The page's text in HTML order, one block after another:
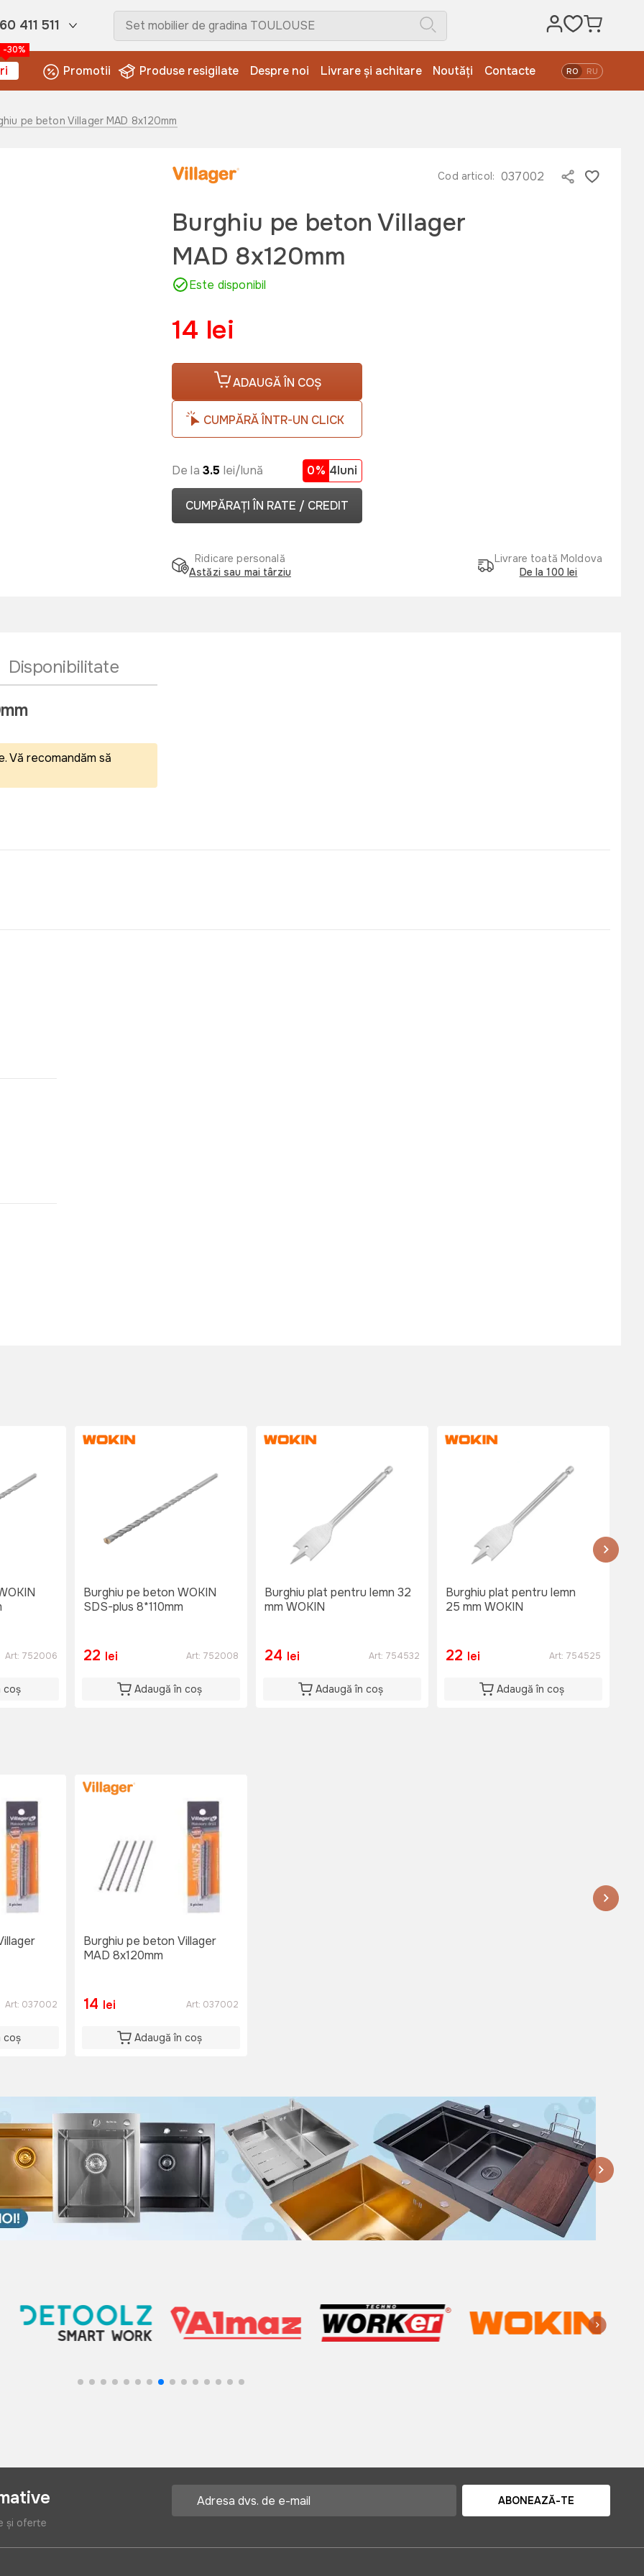
411 511
-30%
Promotii Produse resigilate Despre noi Livrare și achitare Noutăți Contacte RO RU
pe beton Villager MAD 8x120mm
Cod articol: 037002
Burghiu pe beton Villager
MAD 8x120mm
Este disponibil
14 lei
ADAUGĂ ÎN COȘ
CUMPĂRĂ ÎNTR-UN CLICK
De la 3.5 lei/lună 0% 4luni
CUMPĂRAȚI ÎN RATE / CREDIT
Ridicare personală
Astăzi sau mai târziu
Livrare toată Moldova
De la 100 lei
Disponibilitate
Vă recomandăm să
Art: 752006
coș
Burghiu pe beton WOKIN
SDS-plus 8*110mm
22 lei Art: 752008
Adaugă în coș
Burghiu plat pentru lemn 32
mm WOKIN
24 lei Art: 754532
Adaugă în coș
Burghiu plat pentru lemn
25 mm WOKIN
22 lei Art: 754525
Adaugă în coș
Art: 037002
coș
Burghiu pe beton Villager
MAD 8x120mm
14 lei Art: 037002
Adaugă în coș
și oferte
ABONEAZĂ-TE